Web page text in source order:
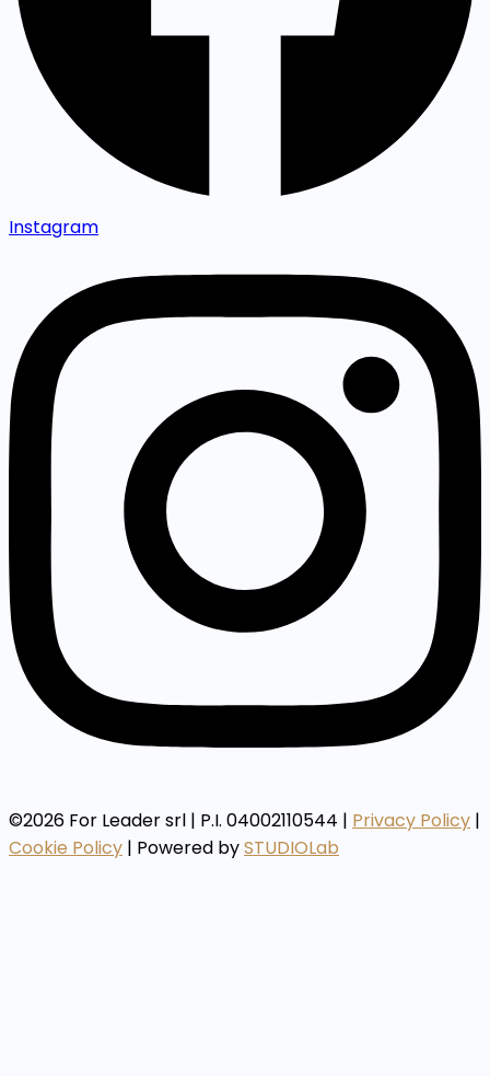
Instagram
©2026 For Leader srl | P.I. 04002110544 | Privacy Policy |
Cookie Policy | Powered bySTUDIOLab